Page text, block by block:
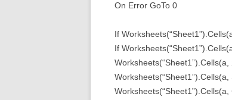
On Error GoTo 0
If
If